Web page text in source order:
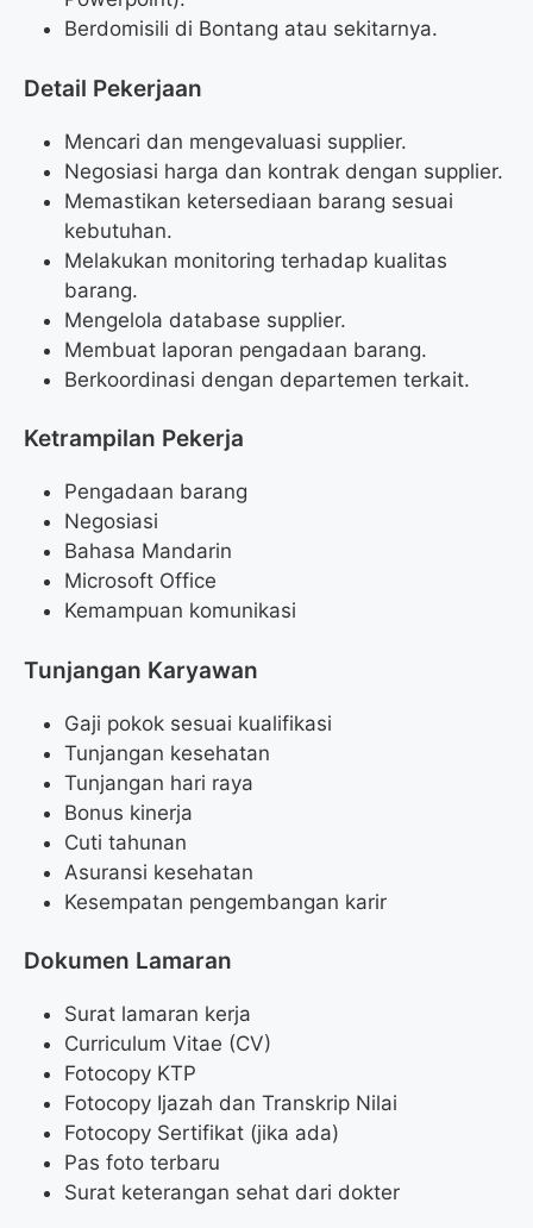
Berdomisili di Bontang atau sekitarnya.
Detail Pekerjaan
Mencari dan mengevaluasi supplier.
Negosiasi harga dan kontrak dengan supplier.
Memastikan ketersediaan barang sesuai
kebutuhan.
Melakukan monitoring terhadap kualitas
barang.
Mengelola database supplier.
Membuat laporan pengadaan barang.
Berkoordinasi dengan departemen terkait.
Ketrampilan Pekerja
Pengadaan barang
Negosiasi
Bahasa Mandarin
Microsoft Office
Kemampuan komunikasi
Tunjangan Karyawan
Gaji pokok sesuai kualifikasi
Tunjangan kesehatan
Tunjangan hari raya
Bonus kinerja
Cuti tahunan
Asuransi kesehatan
Kesempatan pengembangan karir
Dokumen Lamaran
Surat lamaran kerja
Curriculum Vitae (CV)
Fotocopy KTP
Fotocopy Ijazah dan Transkrip Nilai
Fotocopy Sertifikat (jika ada)
Pas foto terbaru
Surat keterangan sehat dari dokter